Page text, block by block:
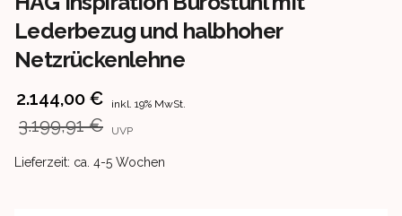
Lederbezug und halbhoher
Netzrückenlehne
Product information
2.144,00 € inkl. 19% MwSt.
3.199,91 € UVP
Product delivery information
Lieferzeit: ca. 4-5 Wochen